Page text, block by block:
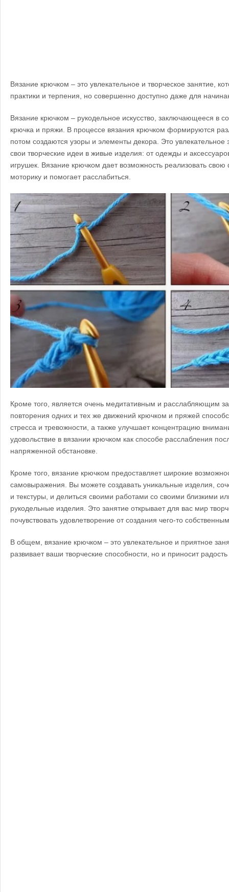
Вязание крючком – это увлекательное и творческое занятие,
практики и терпения, но совершенно доступно даже для
Вязание крючком – рукодельное искусство, заключающееся в
крючка и пряжи. В процессе вязания крючком формируются
потом создаются узоры и элементы декора. Это увлекательное
свои творческие идеи в живые изделия: от одежды и
игрушек. Вязание крючком дает возможность реализовать
моторику и помогает расслабиться.
Кроме того, является очень медитативным и расслабляющим
повторения одних и тех же движений крючком и пряжей
стресса и тревожности, а также улучшает концентрацию
удовольствие в вязании крючком как способе расслабления
напряженной обстановке.
Кроме того, вязание крючком предоставляет широкие
самовыражения. Вы можете создавать уникальные изделия,
и текстуры, и делиться своими работами со своими близкими
рукодельные изделия. Это занятие открывает для вас мир
почувствовать удовлетворение от создания чего-то
В общем, вязание крючком – это увлекательное и приятное
развивает ваши творческие способности, но и приносит